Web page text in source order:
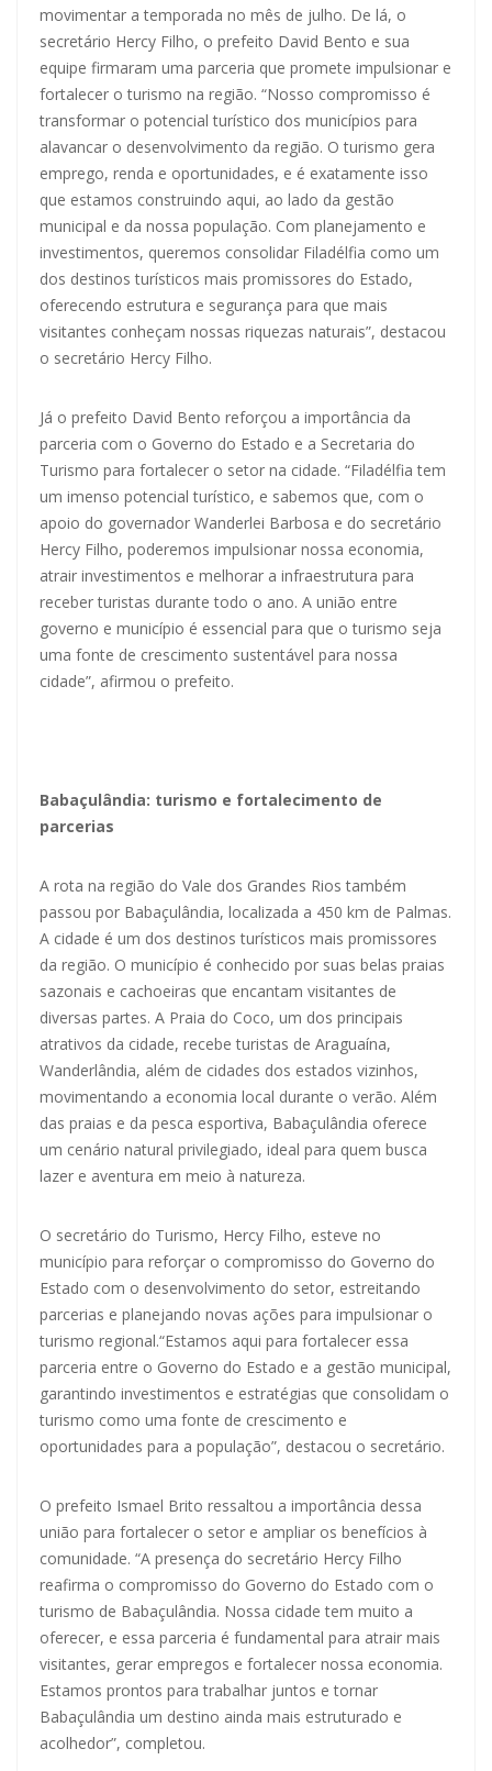
movimentar a temporada no mês de julho. De lá, o
secretário Hercy Filho, o prefeito David Bento e sua
equipe firmaram uma parceria que promete impulsionar e
fortalecer o turismo na região. “Nosso compromisso é
transformar o potencial turístico dos municípios para
alavancar o desenvolvimento da região. O turismo gera
emprego, renda e oportunidades, e é exatamente isso
que estamos construindo aqui, ao lado da gestão
municipal e da nossa população. Com planejamento e
investimentos, queremos consolidar Filadélfia como um
dos destinos turísticos mais promissores do Estado,
oferecendo estrutura e segurança para que mais
visitantes conheçam nossas riquezas naturais”, destacou
o secretário Hercy Filho.
Já o prefeito David Bento reforçou a importância da
parceria com o Governo do Estado e a Secretaria do
Turismo para fortalecer o setor na cidade. “Filadélfia tem
um imenso potencial turístico, e sabemos que, com o
apoio do governador Wanderlei Barbosa e do secretário
Hercy Filho, poderemos impulsionar nossa economia,
atrair investimentos e melhorar a infraestrutura para
receber turistas durante todo o ano. A união entre
governo e município é essencial para que o turismo seja
uma fonte de crescimento sustentável para nossa
cidade”, afirmou o prefeito.
Babaçulândia: turismo e fortalecimento de
parcerias
A rota na região do Vale dos Grandes Rios também
passou por Babaçulândia, localizada a 450 km de Palmas.
A cidade é um dos destinos turísticos mais promissores
da região. O município é conhecido por suas belas praias
sazonais e cachoeiras que encantam visitantes de
diversas partes. A Praia do Coco, um dos principais
atrativos da cidade, recebe turistas de Araguaína,
Wanderlândia, além de cidades dos estados vizinhos,
movimentando a economia local durante o verão. Além
das praias e da pesca esportiva, Babaçulândia oferece
um cenário natural privilegiado, ideal para quem busca
lazer e aventura em meio à natureza.
O secretário do Turismo, Hercy Filho, esteve no
município para reforçar o compromisso do Governo do
Estado com o desenvolvimento do setor, estreitando
parcerias e planejando novas ações para impulsionar o
turismo regional.“Estamos aqui para fortalecer essa
parceria entre o Governo do Estado e a gestão municipal,
garantindo investimentos e estratégias que consolidam o
turismo como uma fonte de crescimento e
oportunidades para a população”, destacou o secretário.
O prefeito Ismael Brito ressaltou a importância dessa
união para fortalecer o setor e ampliar os benefícios à
comunidade. “A presença do secretário Hercy Filho
reafirma o compromisso do Governo do Estado com o
turismo de Babaçulândia. Nossa cidade tem muito a
oferecer, e essa parceria é fundamental para atrair mais
visitantes, gerar empregos e fortalecer nossa economia.
Estamos prontos para trabalhar juntos e tornar
Babaçulândia um destino ainda mais estruturado e
acolhedor”, completou.